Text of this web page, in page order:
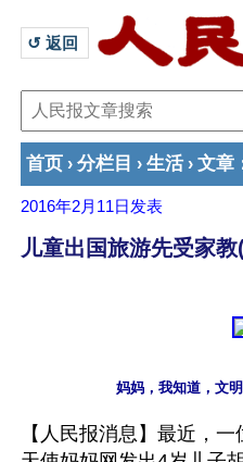
↺ 返回
首页 › 分栏目 › 生活 › 文章
2016年2月11日 发表
儿童出国旅游先受家教
【人民报消息】最近，